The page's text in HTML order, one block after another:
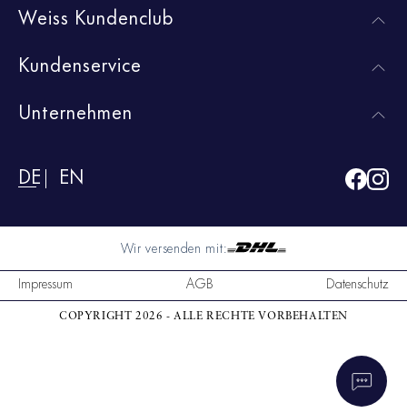
Weiss Kundenclub
Kundenservice
Unternehmen
DE EN
Wir versenden mit:
Impressum
AGB Datenschutz
COPYRIGHT 2026 - ALLE RECHTE VORBEHALTEN